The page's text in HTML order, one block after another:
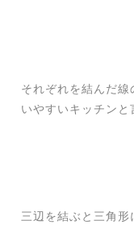
それぞれを結んだ線
いやすいキッチンと
三辺を結ぶと三角形